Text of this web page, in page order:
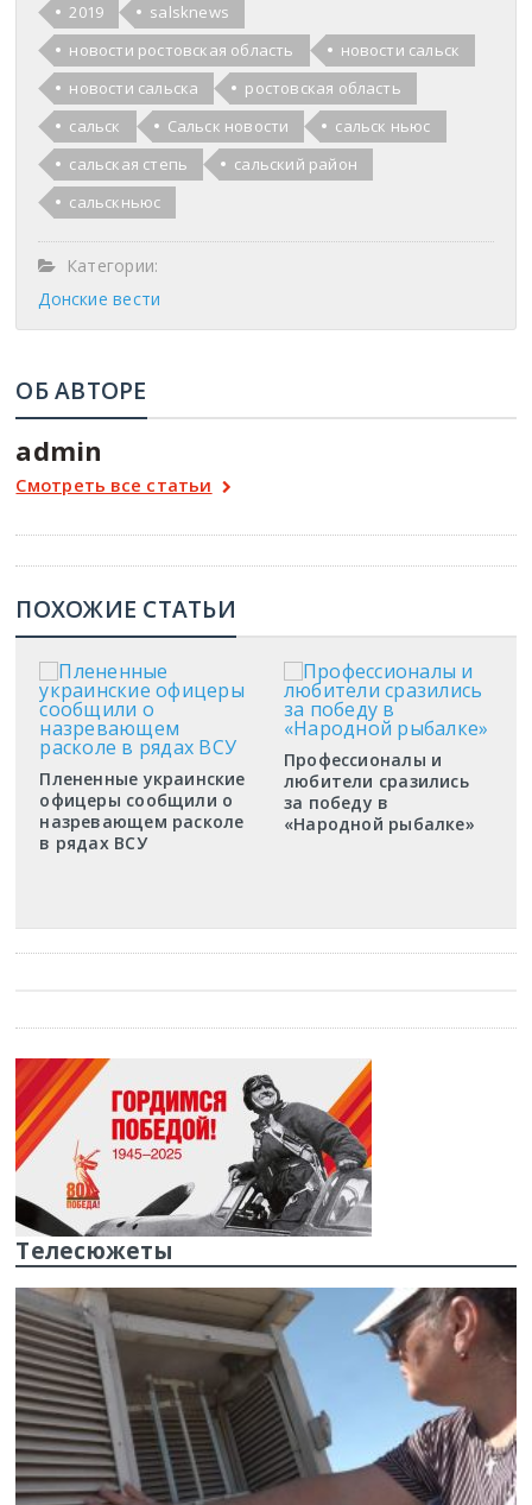
2019
salsknews
новости ростовская область
новости сальск
новости сальска
ростовская область
сальск
Сальск новости
сальск ньюс
сальская степь
сальский район
сальскньюс
Категории:
Донские вести
ОБ АВТОРЕ
admin
Смотреть все статьи
ПОХОЖИЕ СТАТЬИ
Плененные украинские
офицеры сообщили о
назревающем расколе
в рядах ВСУ
Профессионалы и
любители сразились
за победу в
«Народной рыбалке»
Телесюжеты